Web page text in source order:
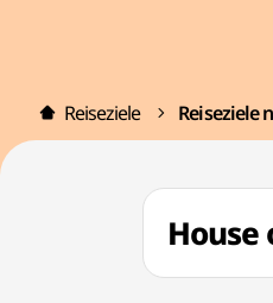
Reiseziele Reiseziele
House